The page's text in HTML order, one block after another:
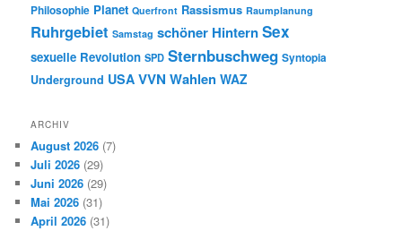
Philosophie Planet Querfront Rassismus Raumplanung
Ruhrgebiet Samstag schöner HinternSex
sexuelle Revolution SPD Sternbuschweg Syntopia
Underground USA VVN Wahlen WAZ
ARCHIV
August 2026 (7)
Juli 2026 (29)
Juni 2026 (29)
Mai 2026 (31)
April 2026 (31)